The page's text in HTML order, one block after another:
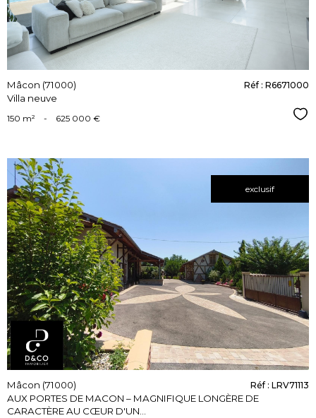
Mâcon (71000)
Villa neuve
Réf : R6671000
150 m² - 625 000 €
exclusif
voir le
bien
Mâcon (71000)
AUX PORTES DE MACON – MAGNIFIQUE LONGÈRE DE
CARACTÈRE AU CŒUR D'UN...
Réf : LRV71113